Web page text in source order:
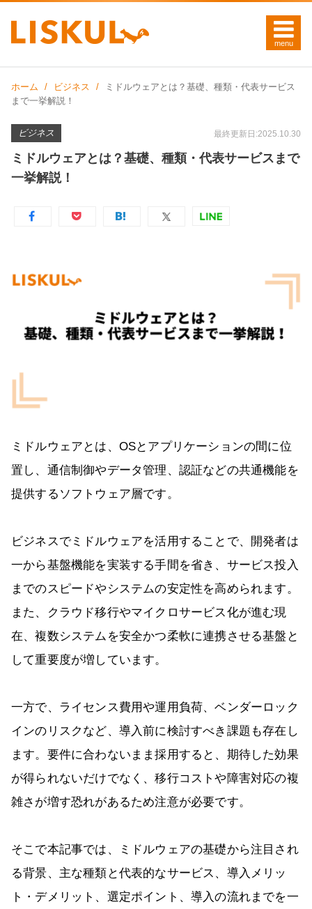
ホーム ビジネス
ミドルウェアとは？基礎、種類・代表サービス
まで一挙解説！
ビジネス 最終更新日:2025.10.30
ミドルウェアとは？基礎、種類・代表サービスまで
一挙解説！
ミドルウェアとは、OSとアプリケーションの間に位
置し、通信制御やデータ管理、認証などの共通機能を
提供するソフトウェア層です。
ビジネスでミドルウェアを活用することで、開発者は
一から基盤機能を実装する手間を省き、サービス投入
までのスピードやシステムの安定性を高められます。
また、クラウド移行やマイクロサービス化が進む現
在、複数システムを安全かつ柔軟に連携させる基盤と
して重要度が増しています。
一方で、ライセンス費用や運用負荷、ベンダーロック
インのリスクなど、導入前に検討すべき課題も存在し
ます。要件に合わないまま採用すると、期待した効果
が得られないだけでなく、移行コストや障害対応の複
雑さが増す恐れがあるため注意が必要です。
そこで本記事では、ミドルウェアの基礎から注目され
る背景、主な種類と代表的なサービス、導入メリッ
ト・デメリット、選定ポイント、導入の流れまでを一